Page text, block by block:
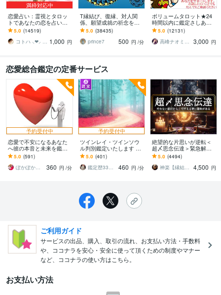
満枠対応中
恋愛占い：霊視とタロッ
トであなたの恋を占いま
す 復縁・片想い・複雑
愛・夫婦問題…お悩みに
優しく寄り添います♡
5.0 (14519)
コトハ ⸜❤︎⸝ 新サービス提供開始✨️ 1,000 円
T縁結び、復縁、対人関
係、願望成就の祈念を承
ります 対象者の思いと状
況、対象者との対話、祈
念
5.0 (38435)
prince7
500 円 /分
ボリュームタロット★24
時間以内に鑑定さしあげ
ます 3000文字以上の鑑定
★希望者のみ一部カード
開示サービスあり
5.0 (12131)
高峰ナオミ タロット占い師
3,000 円
恋愛総合鑑定の定番サービス
予約受付中
恋愛で不安になるあなた
へ彼の本音と未来を鑑定
します ◆カード占いと心
理学を用いた鑑定を行い
ます
5.0 (591)
ぽかぽか♡雪
360 円 /分
予約受付中
ツインレイ・ツインソウ
ル判別鑑定いたします 芸
能人、財界人も御用達。
テレビ、ラジオ出演あり
霊透視を
5.0 (401)
鑑定歴33年のプロ占い師 雷鳥
460 円 /分
絶望的な片思いが逆転＜
超〆思念伝達＞緊急解放
します ◆同性愛・音信不
通・芸能人相手◆＜ご依
頼件数4089件超＞
5.0 (4494)
神楽【縁結びの言霊】
4,500 円
ご利用ガイド
サービスの出品、購入、取引の流れ、お支払い方法・手数料
や、ココナラを安心・安全に使って頂くための制度やマナー
など、ココナラの使い方はこちら。
お支払い方法